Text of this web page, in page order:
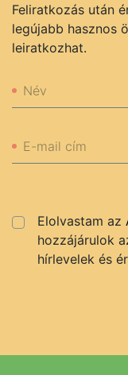
Feliratkozás után
legújabb hasznos
leiratkozhat.
Név
E-mail cím
Elolvastam az
hozzájárulok
hírlevelek és